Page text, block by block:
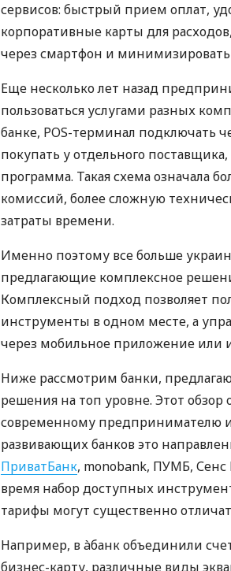
сервисов: быстрый прием оплат,
корпоративные карты для
через смартфон и
Еще несколько лет назад
пользоваться услугами разных
банке, POS-терминал подключать
покупать у отдельного
программа. Такая схема означала
комиссий, более сложную
затраты времени.
Именно поэтому все больше
предлагающие комплексное
Комплексный подход позволяет
инструменты в одном месте, а
через мобильное приложение или
Ниже рассмотрим банки,
решения на топ уровне. Этот
современному предпринимателю
развивающих банков это
ПриватБанк, monobank, ПУМБ, Сенс
время набор доступных
тарифы могут существенно
Например, в àбанк объединили
бизнес-карту, различные виды